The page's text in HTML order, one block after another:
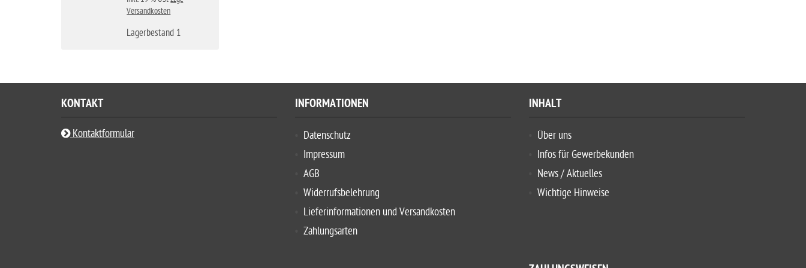
Versandkosten
Lagerbestand 1
KONTAKT
Kontaktformular
INFORMATIONEN
Datenschutz
Impressum
AGB
Widerrufsbelehrung
Lieferinformationen und Versandkosten
Zahlungsarten
INHALT
Über uns
Infos für Gewerbekunden
News / Aktuelles
Wichtige Hinweise